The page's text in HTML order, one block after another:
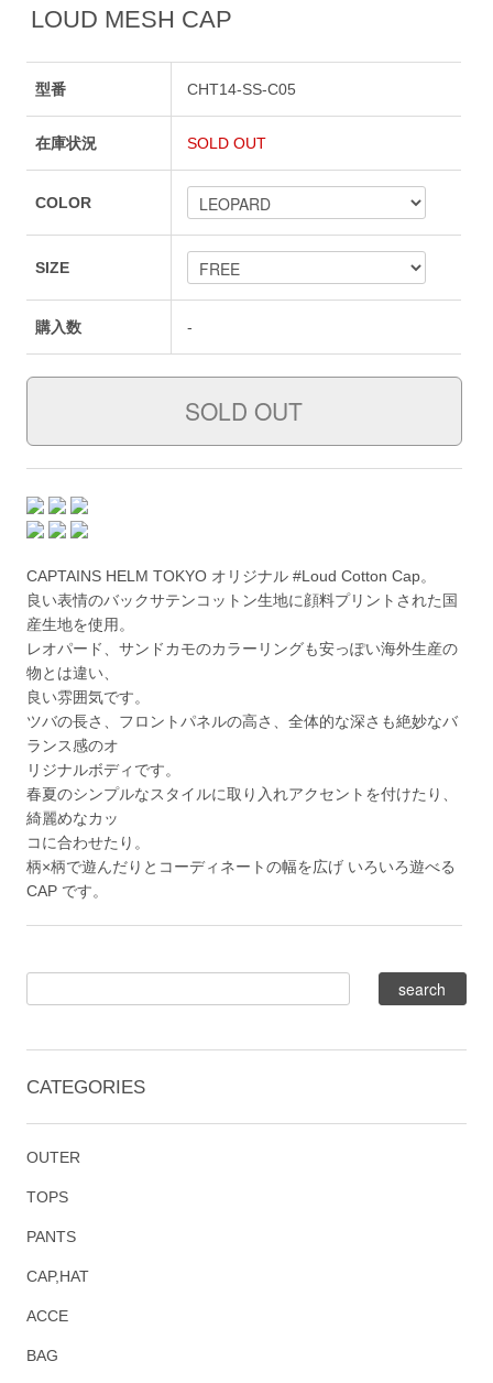
LOUD MESH CAP
型番 CHT14-SS-C05
在庫状況 SOLD OUT
COLOR
SIZE
購入数 -
CAPTAINS HELM TOKYO オリジナル #Loud Cotton Cap。
良い表情のバックサテンコットン生地に顔料プリントされた国
産生地を使用。
レオパード、サンドカモのカラーリングも安っぽい海外生産の
物とは違い、
良い雰囲気です。
ツバの長さ、フロントパネルの高さ、全体的な深さも絶妙なバ
ランス感のオ
リジナルボディです。
春夏のシンプルなスタイルに取り入れアクセントを付けたり、
綺麗めなカッ
コに合わせたり。
柄×柄で遊んだりとコーディネートの幅を広げ いろいろ遊べる
CAP です。
CATEGORIES
OUTER
TOPS
PANTS
CAP,HAT
ACCE
BAG